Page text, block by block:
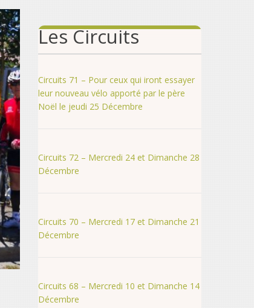
Les Circuits
Circuits 71 – Pour ceux qui iront essayer
leur nouveau vélo apporté par le père
Noël le jeudi 25 Décembre
Circuits 72 – Mercredi 24 et Dimanche 28
Décembre
Circuits 70 – Mercredi 17 et Dimanche 21
Décembre
Circuits 68 – Mercredi 10 et Dimanche 14
Décembre